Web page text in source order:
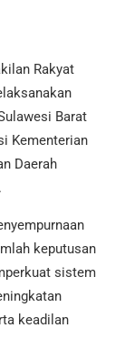
Rakyat
Barat
Kementerian
Daerah
keputusan
sistem
keadilan